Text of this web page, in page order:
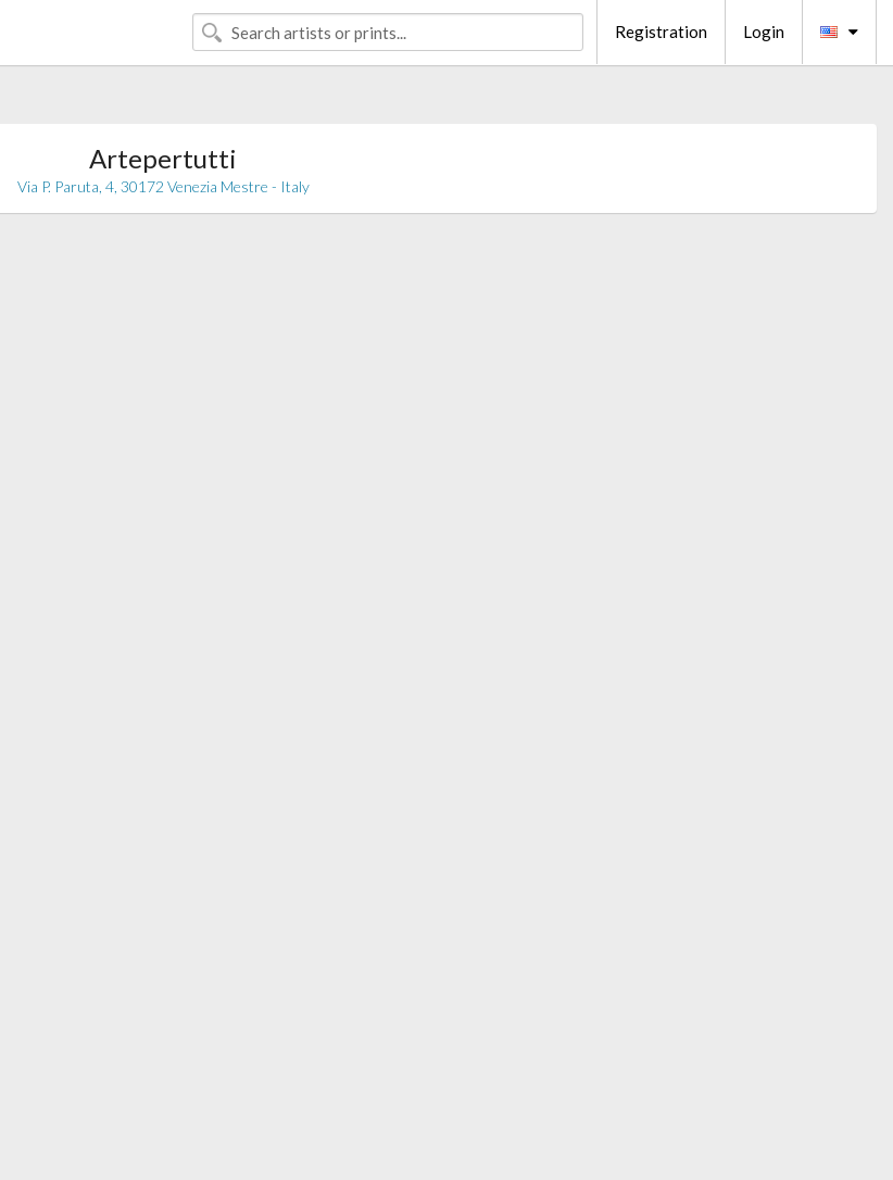
Registration Login
Artepertutti
Via P. Paruta, 4, 30172 Venezia Mestre - Italy